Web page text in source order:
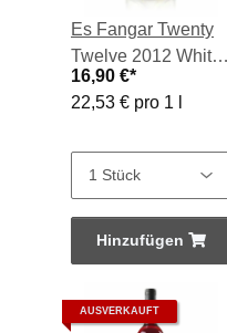
Es Fangar Twenty
Twelve 2012 White,
Vino Blanco 2024,
0,75-l-Flasche
16,90 €*
22,53 € pro 1 l
Hinzufügen
AUSVERKAUFT